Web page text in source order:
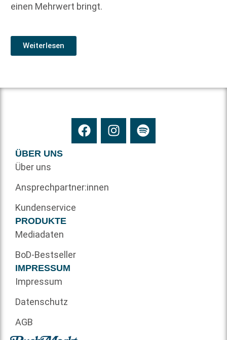
einen Mehrwert bringt.
Weiterlesen
ÜBER UNS
Über uns
Ansprechpartner:innen
Kundenservice
PRODUKTE
Mediadaten
BoD-Bestseller
IMPRESSUM
Impressum
Datenschutz
AGB